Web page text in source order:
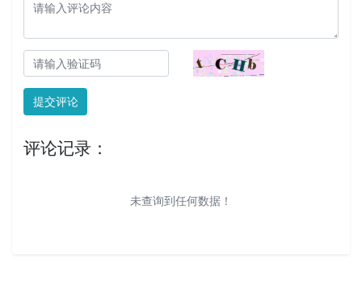
提交评论
评论记录：
未查询到任何数据！